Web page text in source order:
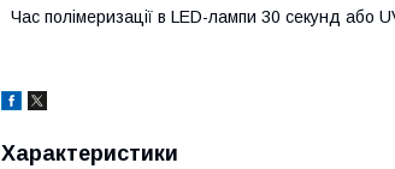
Час полімеризації в LED-лампи 30 секунд або
Характеристики